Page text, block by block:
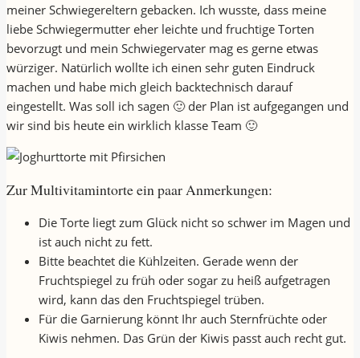
meiner Schwiegereltern gebacken. Ich wusste, dass meine
liebe Schwiegermutter eher leichte und fruchtige Torten
bevorzugt und mein Schwiegervater mag es gerne etwas
würziger. Natürlich wollte ich einen sehr guten Eindruck
machen und habe mich gleich backtechnisch darauf
eingestellt. Was soll ich sagen 🙂 der Plan ist aufgegangen und
wir sind bis heute ein wirklich klasse Team 🙂
Zur Multivitamintorte ein paar Anmerkungen:
Die Torte liegt zum Glück nicht so schwer im Magen und
ist auch nicht zu fett.
Bitte beachtet die Kühlzeiten. Gerade wenn der
Fruchtspiegel zu früh oder sogar zu heiß aufgetragen
wird, kann das den Fruchtspiegel trüben.
Für die Garnierung könnt Ihr auch Sternfrüchte oder
Kiwis nehmen. Das Grün der Kiwis passt auch recht gut.